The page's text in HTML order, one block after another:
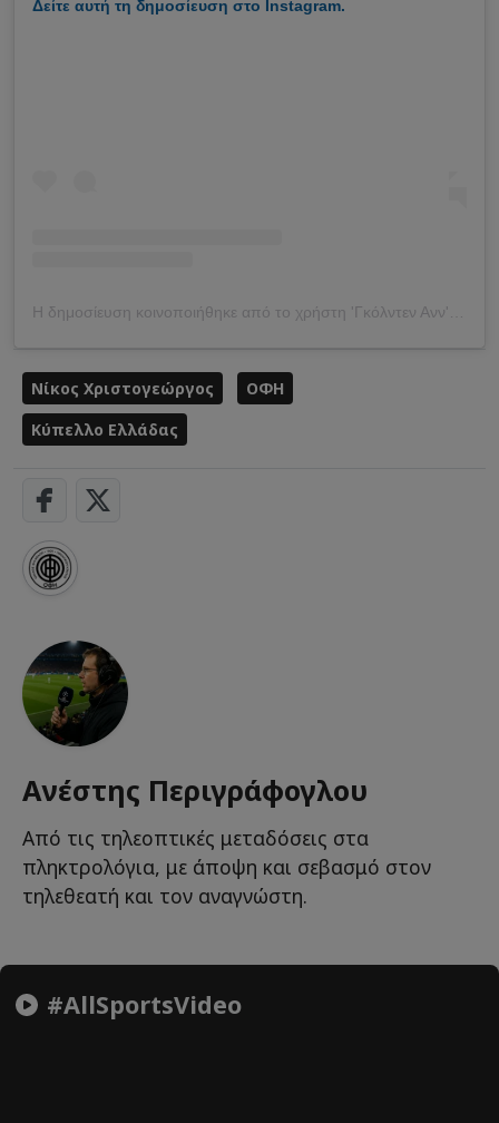
Δείτε αυτή τη δημοσίευση στο Instagram.
Νίκος Χριστογεώργος
ΟΦΗ
Κύπελλο Ελλάδας
Ανέστης Περιγράφογλου
Από τις τηλεοπτικές μεταδόσεις στα
πληκτρολόγια, με άποψη και σεβασμό στον
τηλεθεατή και τον αναγνώστη.
#AllSportsVideo